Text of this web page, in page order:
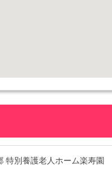
特別養護老人ホーム楽寿園